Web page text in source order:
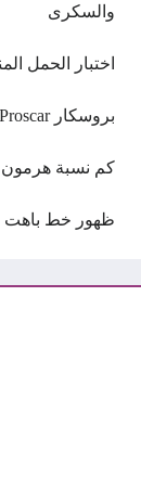
والسكرى
اختبار الحمل
بروسكار Proscar لعلاج تضخم البروستاتا الحميد وعلاج الصلع
كم نسبة
ظهور خط باهت